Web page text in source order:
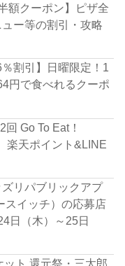
額クーポン】ピザ全
ー等の割引・攻略
割引】日曜限定！1
円で食べれるクーポ
Go To Eat！
楽天ポイント&LINE
ズリパブリックアプ
スイッチ）の応募店
日（木）～25日
ット 還元祭・三太郎